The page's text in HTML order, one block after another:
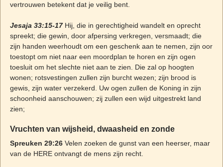
vertrouwen betekent dat je veilig bent.
Jesaja 33:15-17Hij, die in gerechtigheid wandelt en oprecht
spreekt; die gewin, door afpersing verkregen, versmaadt; die
zijn handen weerhoudt om een geschenk aan te nemen, zijn oor
toestopt om niet naar een moordplan te horen en zijn ogen
toesluit om het slechte niet aan te zien. Die zal op hoogten
wonen; rotsvestingen zullen zijn burcht wezen; zijn brood is
gewis, zijn water verzekerd. Uw ogen zullen de Koning in zijn
schoonheid aanschouwen; zij zullen een wijd uitgestrekt land
zien;
Vruchten van wijsheid, dwaasheid en zonde
Spreuken 29:26Velen zoeken de gunst van een heerser, maar
van de HERE ontvangt de mens zijn recht.